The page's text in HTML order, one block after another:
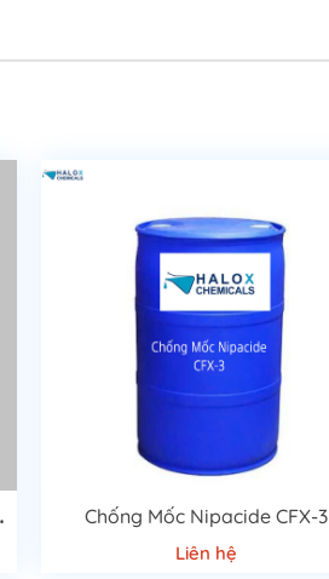
Cấp Chống Mốc Nipacide CFX-3
Liên hệ